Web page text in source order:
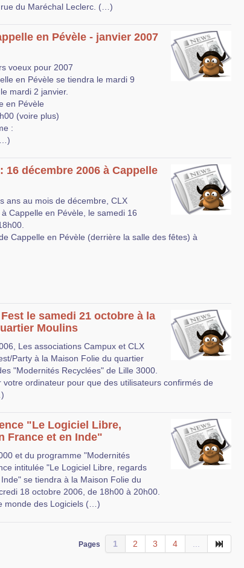
du Maréchal Leclerc. (…)
en Pévèle - janvier 2007
voeux pour 2007
en Pévèle se tiendra le mardi 9
mardi 2 janvier.
en Pévèle
(voire plus)
:
16 décembre 2006 à Cappelle
ans au mois de décembre, CLX
Cappelle en Pévèle, le samedi 16
Cappelle en Pévèle (derrière la salle des fêtes) à
le samedi 21 octobre à la
Moulins
Les associations Campux et CLX
Party à la Maison Folie du quartier
"Modernités Recyclées" de Lille 3000.
votre ordinateur pour que des utilisateurs confirmés de
"Le Logiciel Libre,
France et en Inde"
et du programme "Modernités
intitulée "Le Logiciel Libre, regards
se tiendra à la Maison Folie du
18 octobre 2006, de 18h00 à 20h00.
monde des Logiciels (…)
Pages 1 2 3 4